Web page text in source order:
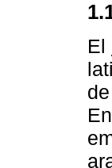
El